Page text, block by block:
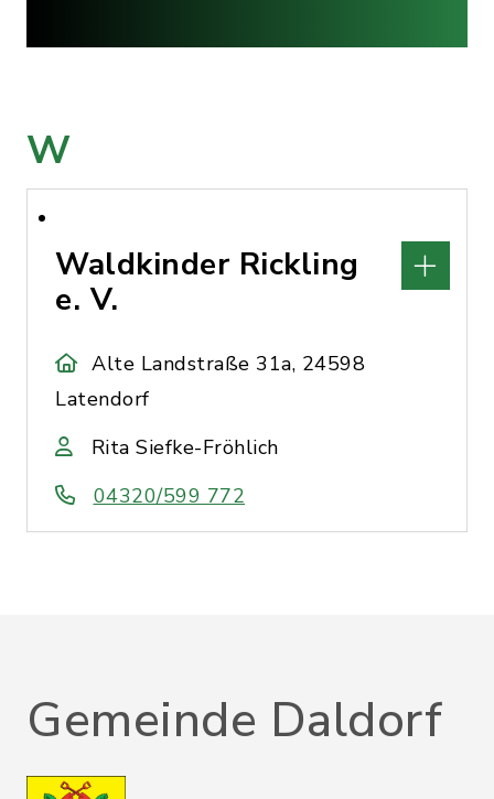
W
Waldkinder Rickling
e. V.
Alte Landstraße 31a, 24598
Latendorf
Rita Siefke-Fröhlich
04320/599 772
Gemeinde Daldorf